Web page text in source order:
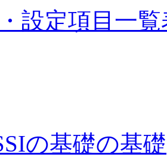
設定項目一覧
の基礎の基礎